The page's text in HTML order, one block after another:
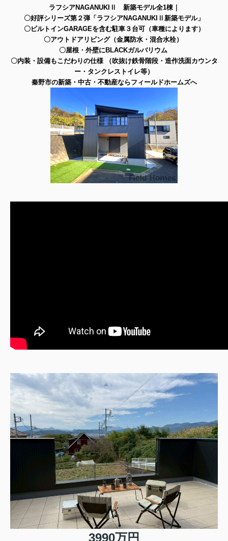
ラフシアNAGANUKIⅡ 新築モデル全1棟｜
〇好評シリーズ第２弾「ラフシアNAGANUKIⅡ新築モデル」
〇ビルトインGARAGEを含む駐車３台可（車種によります）
〇アウトドアリビング（金属防水・混合水栓）
〇屋根・外壁にBLACKガルバリウム
〇内装・設備もこだわりの仕様 （吹抜け鉄骨階段・造作洗面カウンタ
ー・タンクレストイレ等）
秦野市の新築・中古・不動産ならフィールドホームズへ
3990万円